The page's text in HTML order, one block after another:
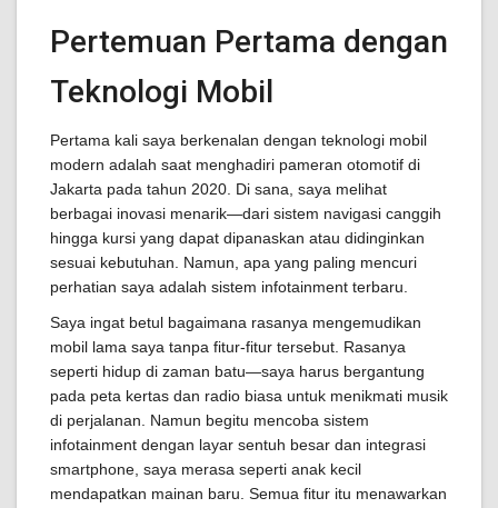
Pertemuan Pertama dengan
Teknologi Mobil
Pertama kali saya berkenalan dengan teknologi mobil
modern adalah saat menghadiri pameran otomotif di
Jakarta pada tahun 2020. Di sana, saya melihat
berbagai inovasi menarik—dari sistem navigasi canggih
hingga kursi yang dapat dipanaskan atau didinginkan
sesuai kebutuhan. Namun, apa yang paling mencuri
perhatian saya adalah sistem infotainment terbaru.
Saya ingat betul bagaimana rasanya mengemudikan
mobil lama saya tanpa fitur-fitur tersebut. Rasanya
seperti hidup di zaman batu—saya harus bergantung
pada peta kertas dan radio biasa untuk menikmati musik
di perjalanan. Namun begitu mencoba sistem
infotainment dengan layar sentuh besar dan integrasi
smartphone, saya merasa seperti anak kecil
mendapatkan mainan baru. Semua fitur itu menawarkan